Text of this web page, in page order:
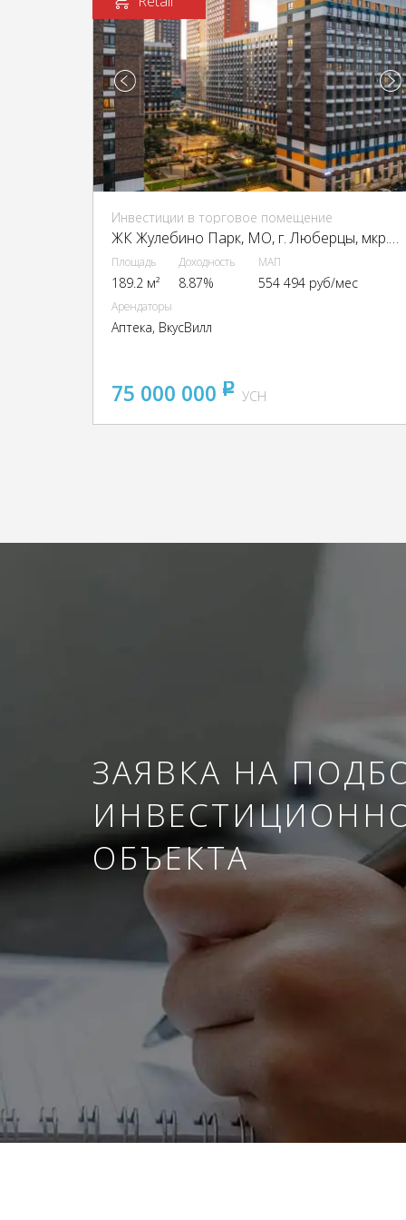
Инвестиции в торговое помещение
ЖК Жулебино Парк, МО, г. Люберцы, мкр. Городок Б, ЖК Жулебино Парк, 17
Площадь
189.2 м²
Доходность
8.87%
МАП
554 494 руб/мес
Арендаторы
Аптека, ВкусВилл
75 000 000 pуб
УСН
ЗАЯВКА НА
ОБЪЕКТА